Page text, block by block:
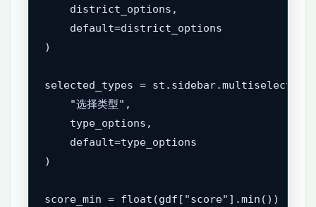
    district_options,
    default=district_options
)
selected_types = st.sidebar.multiselect(
    "选择类型",
    type_options,
    default=type_options
)
score_min = float(gdf["score"].min())